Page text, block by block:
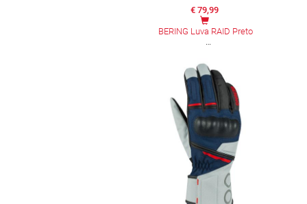
€ 79,99
BERING Luva RAID Preto